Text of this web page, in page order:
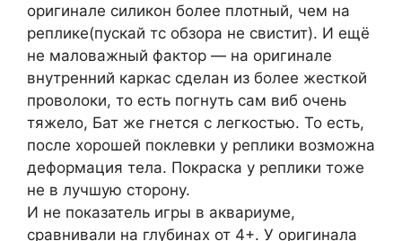
оригинале силикон более плотный, чем на
реплике(пускай тс обзора не свистит). И ещё
не маловажный фактор — на оригинале
внутренний каркас сделан из более жесткой
проволоки, то есть погнуть сам виб очень
тяжело, Бат же гнется с легкостью. То есть,
после хорошей поклевки у реплики возможна
деформация тела. Покраска у реплики тоже
не в лучшую сторону.
И не показатель игры в аквариуме,
сравнивали на глубинах от 4+. У оригинала